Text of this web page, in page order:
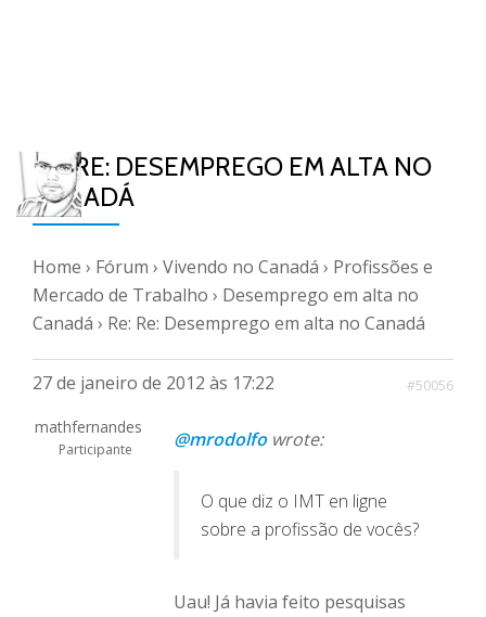
RE: RE: DESEMPREGO EM ALTA NO
CANADÁ
Home › Fórum › Vivendo no Canadá › Profissões e
Mercado de Trabalho › Desemprego em alta no
Canadá › Re: Re: Desemprego em alta no Canadá
27 de janeiro de 2012 às 17:22 #50056
mathfernandes
Participante @mrodolfowrote:
O que diz o IMT en ligne
sobre a profissão de vocês?
Uau! Já havia feito pesquisas